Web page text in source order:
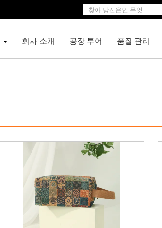
회사 소개 공장 투어 품질 관리